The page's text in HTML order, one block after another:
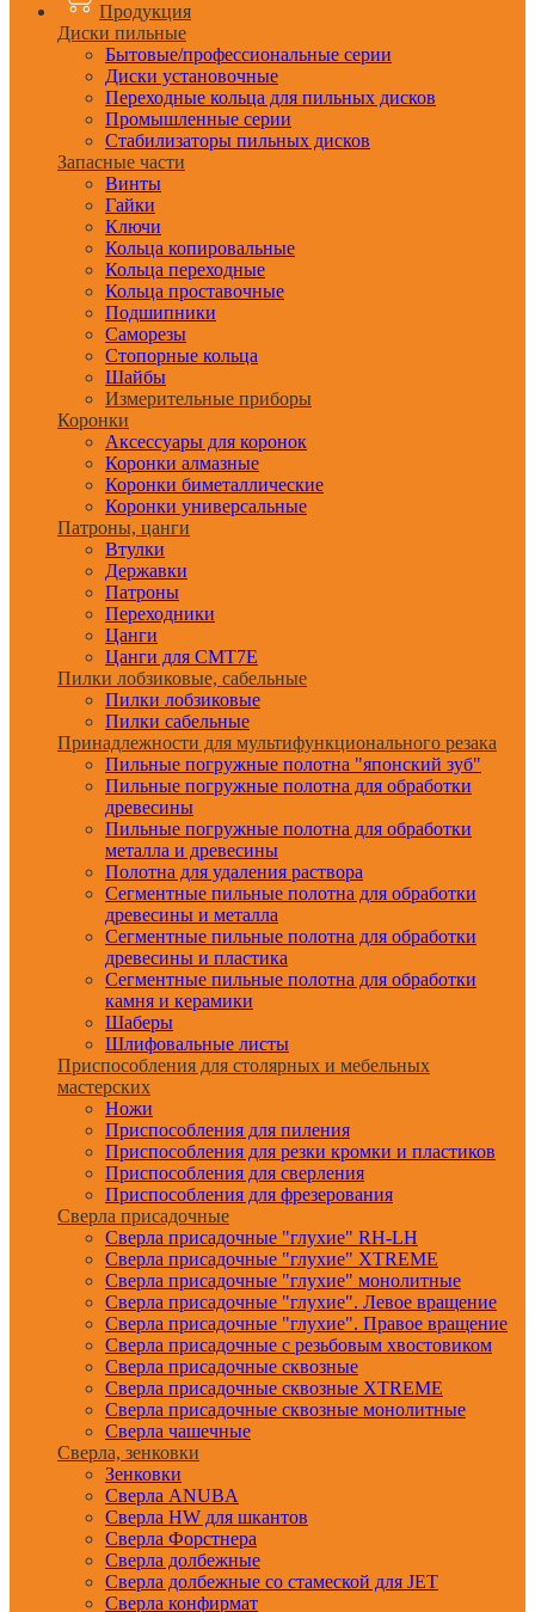
Продукция
Диски пильные
Бытовые/профессиональные серии
Диски установочные
Переходные кольца для пильных дисков
Промышленные серии
Стабилизаторы пильных дисков
Запасные части
Винты
Гайки
Ключи
Кольца копировальные
Кольца переходные
Кольца проставочные
Подшипники
Саморезы
Стопорные кольца
Шайбы
Измерительные приборы
Коронки
Аксессуары для коронок
Коронки алмазные
Коронки биметаллические
Коронки универсальные
Патроны, цанги
Втулки
Державки
Патроны
Переходники
Цанги
Цанги для CMT7E
Пилки лобзиковые, сабельные
Пилки лобзиковые
Пилки сабельные
Принадлежности для мультифункционального резака
Пильные погружные полотна "японский зуб"
Пильные погружные полотна для обработки
древесины
Пильные погружные полотна для обработки
металла и древесины
Полотна для удаления раствора
Сегментные пильные полотна для обработки
древесины и металла
Сегментные пильные полотна для обработки
древесины и пластика
Сегментные пильные полотна для обработки
камня и керамики
Шаберы
Шлифовальные листы
Приспособления для столярных и мебельных
мастерских
Ножи
Приспособления для пиления
Приспособления для резки кромки и пластиков
Приспособления для сверления
Приспособления для фрезерования
Сверла присадочные
Сверла присадочные "глухие" RH-LH
Сверла присадочные "глухие" XTREME
Сверла присадочные "глухие" монолитные
Сверла присадочные "глухие". Левое вращение
Сверла присадочные "глухие". Правое вращение
Сверла присадочные с резьбовым хвостовиком
Сверла присадочные сквозные
Сверла присадочные сквозные XTREME
Сверла присадочные сквозные монолитные
Сверла чашечные
Сверла, зенковки
Зенковки
Сверла ANUBA
Сверла HW для шкантов
Сверла Форстнера
Сверла долбежные
Сверла долбежные со стамеской для JET
Сверла конфирмат